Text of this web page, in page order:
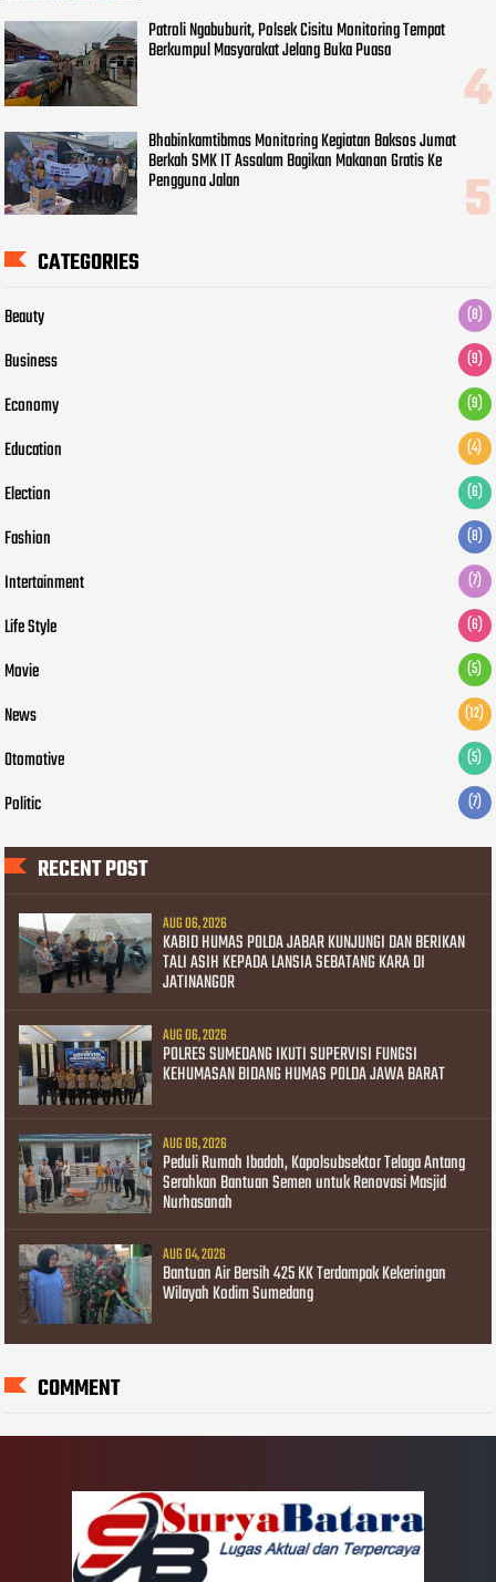
Patroli Ngabuburit, Polsek Cisitu Monitoring Tempat
Berkumpul Masyarakat Jelang Buka Puasa
Bhabinkamtibmas Monitoring Kegiatan Baksos Jumat
Berkah SMK IT Assalam Bagikan Makanan Gratis Ke
Pengguna Jalan
CATEGORIES
Beauty (8)
Business (9)
Economy (9)
Education (4)
Election (6)
Fashion (8)
Intertainment (7)
Life Style (6)
Movie (5)
News (12)
Otomotive (5)
Politic (7)
RECENT POST
AUG 06, 2026
KABID HUMAS POLDA JABAR KUNJUNGI DAN BERIKAN
TALI ASIH KEPADA LANSIA SEBATANG KARA DI
JATINANGOR
AUG 06, 2026
POLRES SUMEDANG IKUTI SUPERVISI FUNGSI
KEHUMASAN BIDANG HUMAS POLDA JAWA BARAT
AUG 06, 2026
Peduli Rumah Ibadah, Kapolsubsektor Telaga Antang
Serahkan Bantuan Semen untuk Renovasi Masjid
Nurhasanah
AUG 04, 2026
Bantuan Air Bersih 425 KK Terdampak Kekeringan
Wilayah Kodim Sumedang
COMMENT